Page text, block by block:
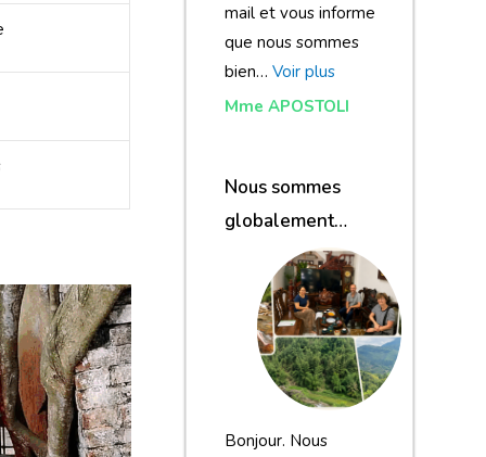
mail et vous informe
que nous sommes
bien… Voir plus
Mme APOSTOLI
Nous sommes
globalement
satisfaits du
voyage
Bonjour. Nous